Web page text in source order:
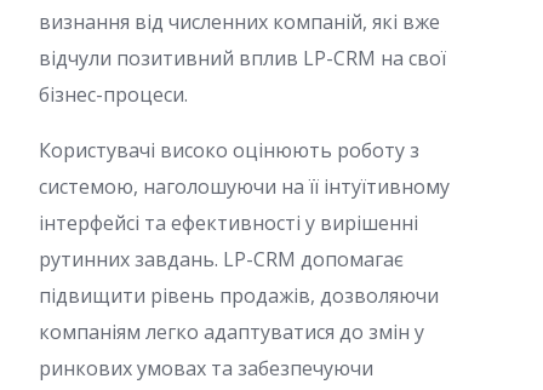
визнання від численних компаній, які вже
відчули позитивний вплив LP-CRM на свої
бізнес-процеси.
Користувачі високо оцінюють роботу з
системою, наголошуючи на її інтуїтивному
інтерфейсі та ефективності у вирішенні
рутинних завдань. LP-CRM допомагає
підвищити рівень продажів, дозволяючи
компаніям легко адаптуватися до змін у
ринкових умовах та забезпечуючи